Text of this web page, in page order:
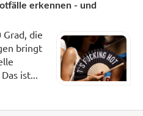
erkennen - und
die
bringt
ist...